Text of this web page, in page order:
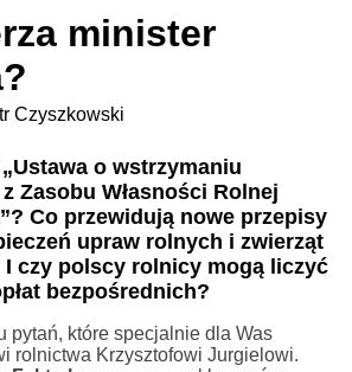
minister
Czyszkowski
„Ustawa o wstrzymaniu
Zasobu Własności Rolnej
? Co przewidują nowe przepisy
upraw rolnych i zwierząt
I czy polscy rolnicy mogą liczyć
bezpośrednich?
pytań, które specjalnie dla Was
rolnictwa Krzysztofowi Jurgielowi.